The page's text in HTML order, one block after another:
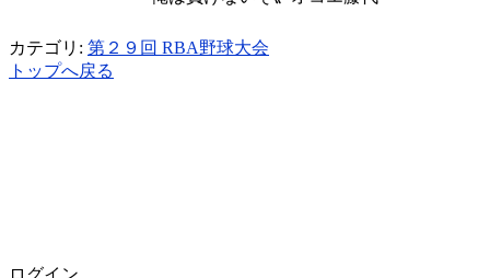
カテゴリ: 第２９回 RBA野球大会
トップへ戻る